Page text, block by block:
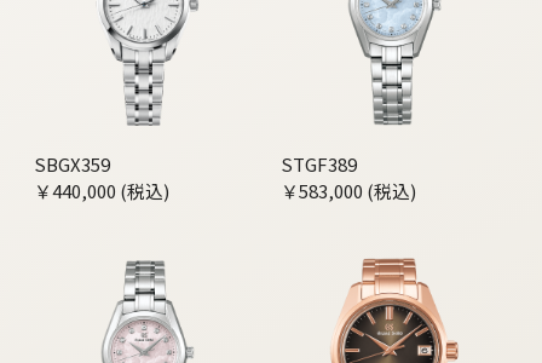
SBGX359
￥440,000 (税込)
STGF389
￥583,000 (税込)